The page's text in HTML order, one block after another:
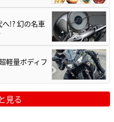
!? 幻の名車
軽量ボディフ
見る